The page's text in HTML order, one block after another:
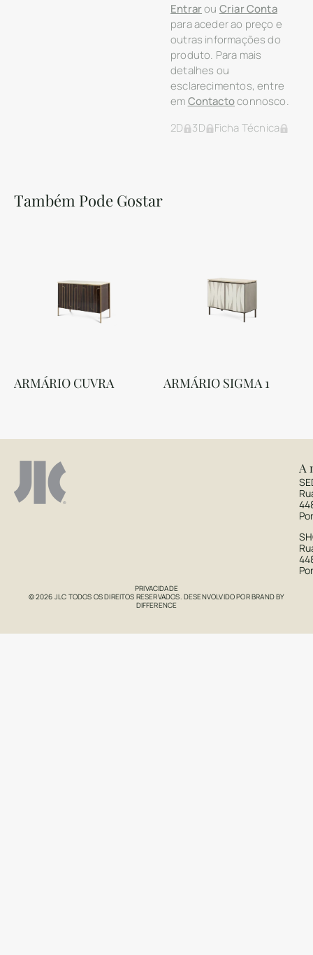
Entrarou Criar Conta
para aceder ao preço e
outras informações do
produto. Para mais
detalhes ou
esclarecimentos, entre
emContactoconnosco.
2D
3D Ficha Técnica
Também Pode Gostar
ARMÁRIO CUVRA ARMÁRIO SIGMA 1
A
PRIVACIDADE
© 2026 JLC TODOS OS DIREITOS RESERVADOS. DESENVOLVIDO PORBRAND BY
DIFFERENCE